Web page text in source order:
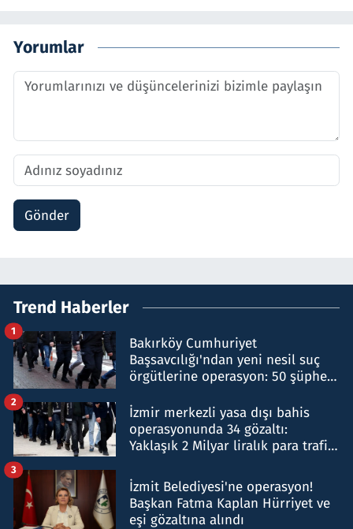
Yorumlar
Gönder
Trend Haberler
Bakırköy Cumhuriyet
Başsavcılığı'ndan yeni nesil suç
örgütlerine operasyon: 50 şüpheli
1
İzmir merkezli yasa dışı bahis
operasyonunda 34 gözaltı:
Yaklaşık 2 Milyar liralık para trafiği
2
İzmit Belediyesi'ne operasyon!
Başkan Fatma Kaplan Hürriyet ve
eşi gözaltına alındı
3